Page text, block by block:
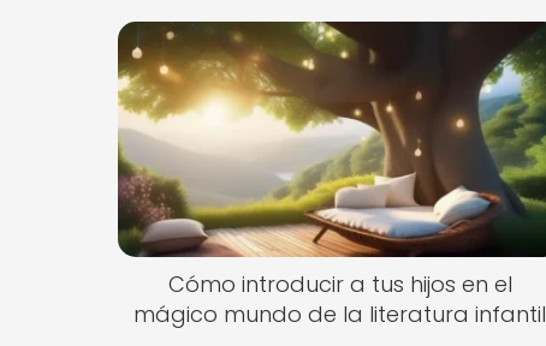
Cómo introducir a tus hijos en el
mágico mundo de la literatura infantil